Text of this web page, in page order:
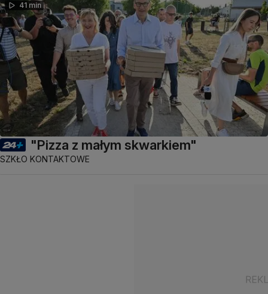
41 min
"Pizza z małym skwarkiem"
SZKŁO KONTAKTOWE